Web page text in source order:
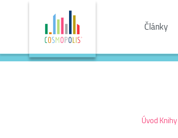
Články
ÚvodKnihy